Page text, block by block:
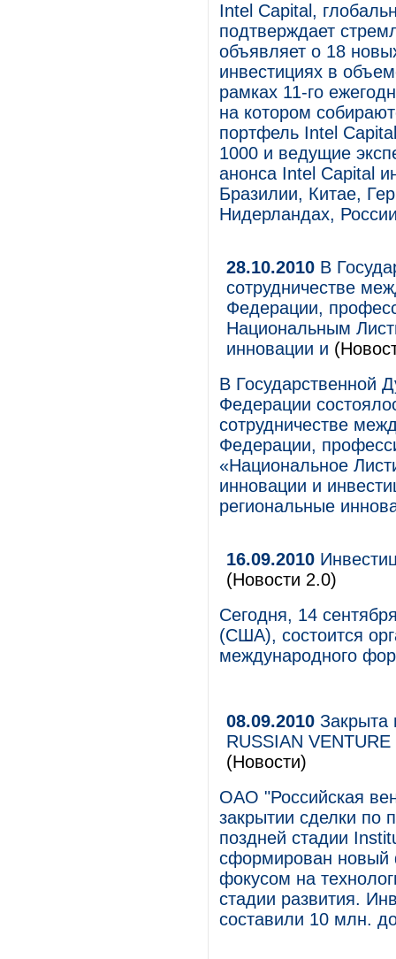
Intel Capital,
подтверждает
объявляет о 18
инвестициях в
рамках 11-го
на котором
портфель Intel
1000 и ведущие
анонса Intel Capital
Бразилии, Китае,
Нидерландах,
28.10.2010 В
сотрудничестве
Федерации,
Национальным
инновации и
В Государственной
Федерации
сотрудничестве
Федерации,
«Национальное
инновации и
региональные
16.09.2010
(Новости 2.0)
Сегодня, 14
(США), состоится
международного
08.09.2010 Закрыта
RUSSIAN
(Новости)
ОАО "Российская
закрытии сделки по
поздней стадии
сформирован
фокусом на
стадии развития.
составили 10 млн.